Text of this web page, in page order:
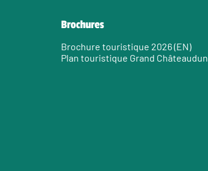
Brochures
Brochure touristique 2026 (EN)
Plan touristique Grand Châteaudun